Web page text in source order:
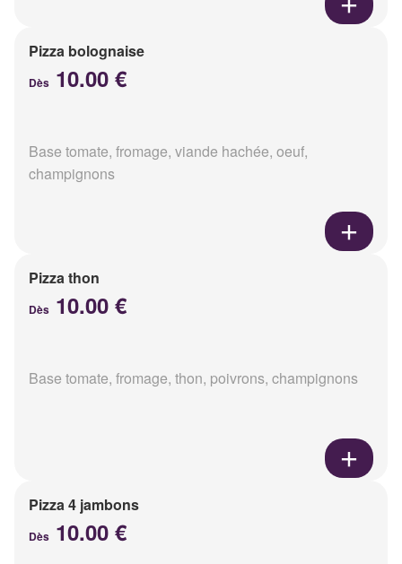
Pizza bolognaise
Dès 10.00 €
Base tomate, fromage, viande hachée, oeuf,
champignons
Pizza thon
Dès 10.00 €
Base tomate, fromage, thon, poivrons, champignons
Pizza 4 jambons
Dès 10.00 €